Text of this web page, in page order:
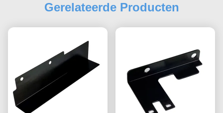
Gerelateerde Producten